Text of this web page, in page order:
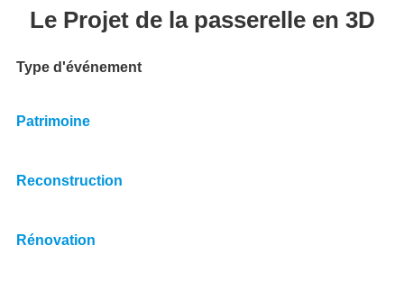
Le Projet de la passerelle en 3D
Type d'événement
Patrimoine
Reconstruction
Rénovation